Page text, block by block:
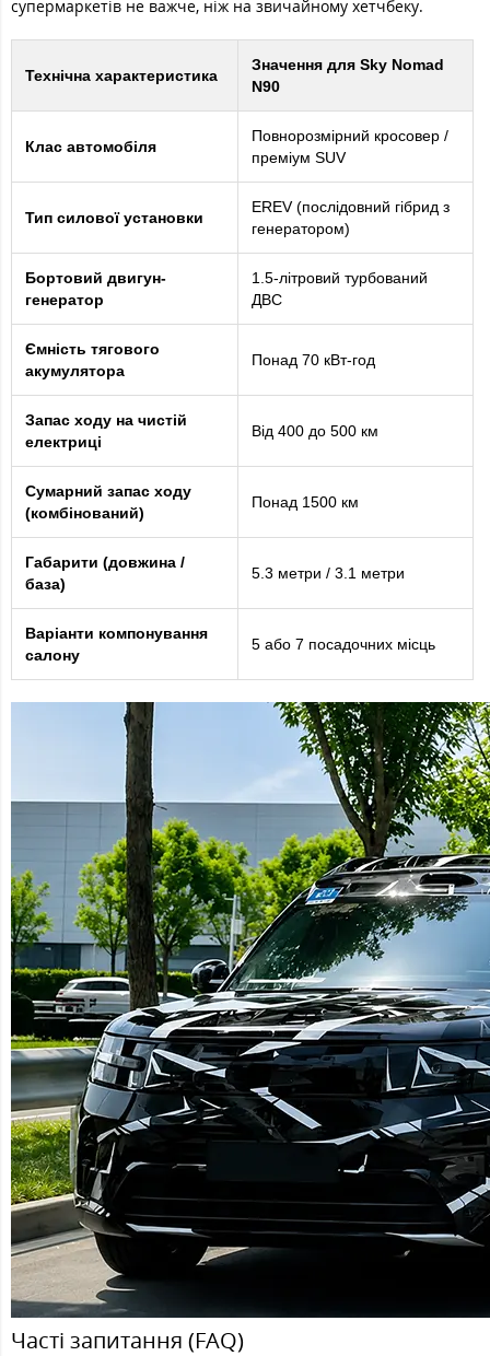
супермаркетів не важче, ніж на звичайному хетчбеку.
Технічна характеристика
Значення для Sky Nomad
N90
Клас автомобіля
Повнорозмірний кросовер /
преміум SUV
Тип силової установки
EREV (послідовний гібрид з
генератором)
Бортовий двигун-
генератор
1.5-літровий турбований
ДВС
Ємність тягового
акумулятора
Понад 70 кВт-год
Запас ходу на чистій
електриці
Від 400 до 500 км
Сумарний запас ходу
(комбінований)
Понад 1500 км
Габарити (довжина /
база)
5.3 метри / 3.1 метри
Варіанти компонування
салону
5 або 7 посадочних місць
Часті запитання (FAQ)